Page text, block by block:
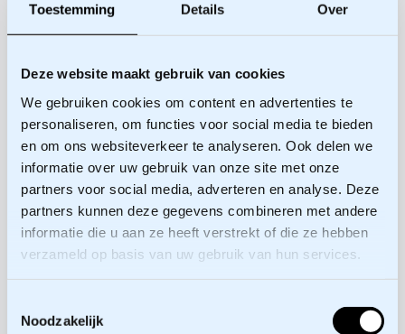
Toestemming Details Over
Deze website maakt gebruik van cookies
We gebruiken cookies om content en advertenties te
personaliseren, om functies voor social media te bieden
en om ons websiteverkeer te analyseren. Ook delen we
informatie over uw gebruik van onze site met onze
partners voor social media, adverteren en analyse. Deze
partners kunnen deze gegevens combineren met andere
informatie die u aan ze heeft verstrekt of die ze hebben
verzameld op basis van uw gebruik van hun services.
Noodzakelijk
adviseur
Esther
Vriesendorp
Medewerker
SOM
Academie
Fleur de
Groodt
Meer informatie
Mede-oprichter,
Trainer
Hans van Zijst